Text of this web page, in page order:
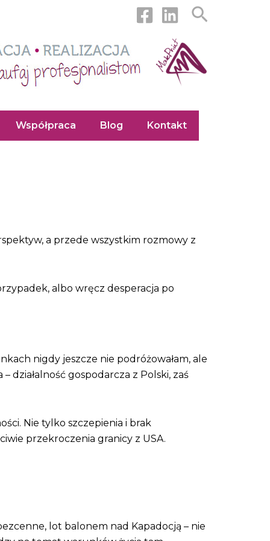
Szukaj
Współpraca Blog Kontakt
a przede wszystkim rozmowy z
albo wręcz desperacja po
nigdy jeszcze nie podróżowałam, ale
działalność gospodarcza z Polski, zaś
Nie tylko szczepienia i brak
przekroczenia granicy z USA.
lot balonem nad Kapadocją – nie